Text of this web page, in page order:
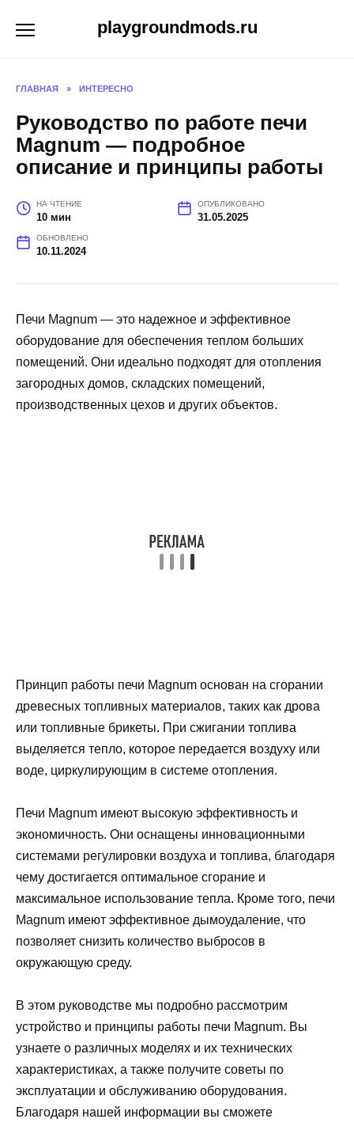
playgroundmods.ru
ГЛАВНАЯ » ИНТЕРЕСНО
Руководство по работе печи
Magnum — подробное
описание и принципы работы
НА ЧТЕНИЕ
10 мин
ОПУБЛИКОВАНО
31.05.2025
ОБНОВЛЕНО
10.11.2024
Печи Magnum — это надежное и эффективное
оборудование для обеспечения теплом больших
помещений. Они идеально подходят для отопления
загородных домов, складских помещений,
производственных цехов и других объектов.
Принцип работы печи Magnum основан на сгорании
древесных топливных материалов, таких как дрова
или топливные брикеты. При сжигании топлива
выделяется тепло, которое передается воздуху или
воде, циркулирующим в системе отопления.
Печи Magnum имеют высокую эффективность и
экономичность. Они оснащены инновационными
системами регулировки воздуха и топлива, благодаря
чему достигается оптимальное сгорание и
максимальное использование тепла. Кроме того, печи
Magnum имеют эффективное дымоудаление, что
позволяет снизить количество выбросов в
окружающую среду.
В этом руководстве мы подробно рассмотрим
устройство и принципы работы печи Magnum. Вы
узнаете о различных моделях и их технических
характеристиках, а также получите советы по
эксплуатации и обслуживанию оборудования.
Благодаря нашей информации вы сможете